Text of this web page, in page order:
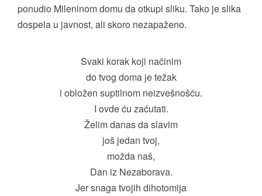
ponudio Mileninom domu da otkupi sliku. Tako je slika
dospela u javnost, ali skoro nezapaženo.
Svaki korak koji načinim
do tvog doma je težak
i obložen suptilnom neizvešnošću.
I ovde ću zaćutati.
Želim danas da slavim
još jedan tvoj,
možda naš,
Dan iz Nezaborava.
Jer snaga tvojih dihotomija